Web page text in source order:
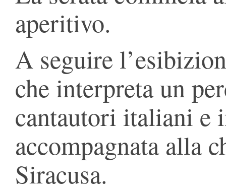
aperitivo.
A seguire
che interpreta un
cantautori italiani e
accompagnata alla
Siracusa.